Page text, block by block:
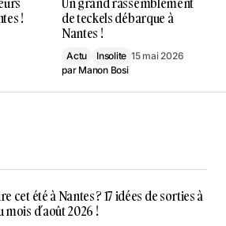
!
de teckels débarque à
Nantes !
Actu Insolite 15 mai 2026
par Manon Bosi
cet été à Nantes ? 17 idées de sorties à
mois d’août 2026 !